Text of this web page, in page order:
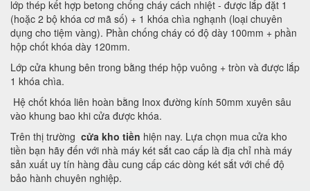
lớp thép kết hợp betong chống cháy cách nhiệt - được lắp đặt 1
(hoặc 2 bộ khóa cơ mã số) + 1 khóa chìa nghạnh (loại chuyên
dụng cho tiệm vàng). Phần chống cháy có độ dày 100mm + phần
hộp chốt khóa dày 120mm.
Lớp cửa khung bên trong bằng thép hộp vuông + tròn và được lắp
1 khóa chìa.
Hệ chốt khóa liên hoàn bằng Inox đường kính 50mm xuyên sâu
vào khung bao khi cửa được khóa.
Trên thị trường cửa kho tiền hiện nay. Lựa chọn mua cửa kho
tiền bạn hãy đến với nhà máy két sắt cao cấp là địa chỉ nhà máy
sản xuất uy tín hàng đầu cung cấp các dòng két sắt với chế độ
bảo hành chuyên nghiệp.